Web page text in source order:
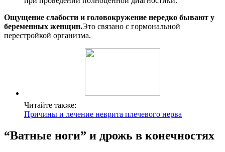
Ощущение слабости и головокружение нередко бывают у
беременных женщин.Это связано с гормональной
перестройкой организма.
Читайте также:
Причины и лечение неврита плечевого нерва
“Ватные ноги” и дрожь в конечностях